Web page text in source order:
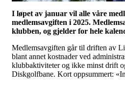
I løpet av januar vil alle våre
medlemsavgiften i 2025.
klubben, og gjelder for hele
Medlemsavgiften går til driften av
blant annet kostnader ved
klubbaktiviteter og ikke minst drift
Diskgolfbane. Kort oppsummert: